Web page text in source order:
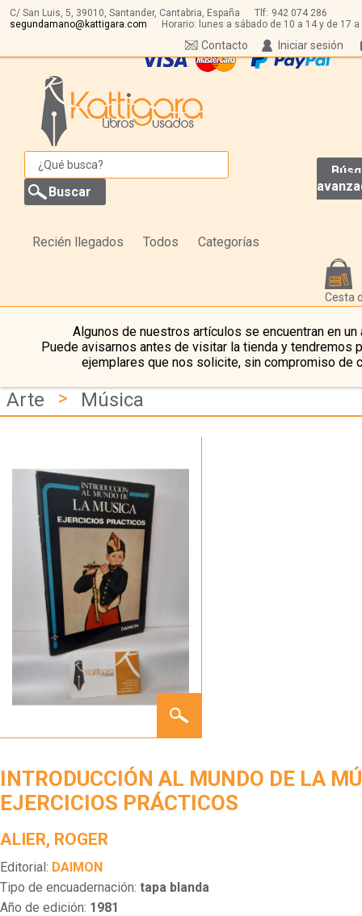
C/ San Luis, 5, 39010, Santander, Cantabria, España Tlf: 942 074 286
segundamano@kattigara.com
Horario: lunes a sábado de 10 a 14 y de 17 a
Iniciar sesión
Contacto
Recién llegados Todos Categorías
Cesta
Algunos de nuestros artículos se encuentran en un
Puede avisarnos antes de visitar la tienda y tendremos
ejemplares que nos solicite, sin compromiso de
Arte > Música
AL
EJERCICIOS
PRÁCTICOS
INTRODUCCIÓN AL MUNDO DE LA
EJERCICIOS PRÁCTICOS
ALIER, ROGER
Editorial: DAIMON
Tipo de encuadernación: tapa blanda
Año de edición: 1981